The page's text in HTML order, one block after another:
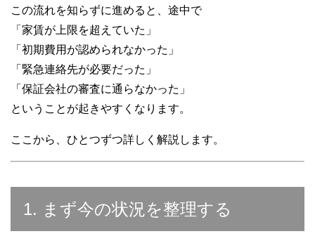
この流れを知らずに進めると、途中で
「家賃が上限を超えていた」
「初期費用が認められなかった」
「緊急連絡先が必要だった」
「保証会社の審査に通らなかった」
ということが起きやすくなります。
ここから、ひとつずつ詳しく解説します。
1. まず今の状況を整理する